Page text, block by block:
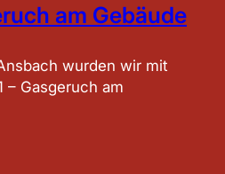
am Gebäude
wurden wir mit
– Gasgeruch am